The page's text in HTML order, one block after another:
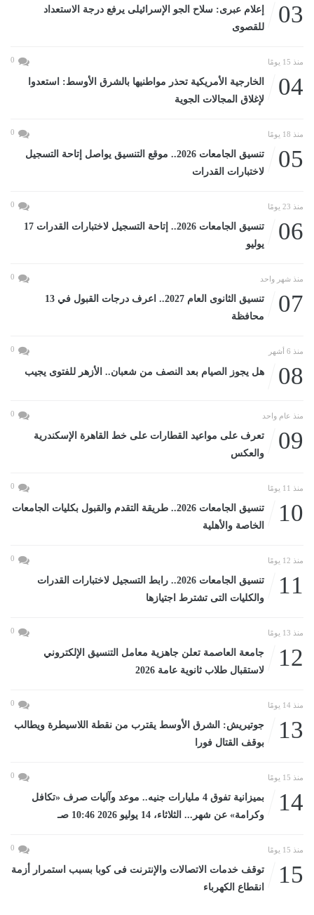
03
إعلام عبرى: سلاح الجو الإسرائيلى يرفع درجة الاستعداد
للقصوى
منذ 15 يومًا 0
04
الخارجية الأمريكية تحذر مواطنيها بالشرق الأوسط: استعدوا
لإغلاق المجالات الجوية
منذ 18 يومًا 0
05
تنسيق الجامعات 2026.. موقع التنسيق يواصل إتاحة التسجيل
لاختبارات القدرات
منذ 23 يومًا 0
06
تنسيق الجامعات 2026.. إتاحة التسجيل لاختبارات القدرات 17
يوليو
منذ شهر واحد 0
07
تنسيق الثانوى العام 2027.. اعرف درجات القبول في 13
محافظة
منذ 6 أشهر 0
08 هل يجوز الصيام بعد النصف من شعبان.. الأزهر للفتوى يجيب
منذ عام واحد 0
09
تعرف على مواعيد القطارات على خط القاهرة الإسكندرية
والعكس
منذ 11 يومًا 0
10
تنسيق الجامعات 2026.. طريقة التقدم والقبول بكليات الجامعات
الخاصة والأهلية
منذ 12 يومًا 0
11
تنسيق الجامعات 2026.. رابط التسجيل لاختبارات القدرات
والكليات التى تشترط اجتيازها
منذ 13 يومًا 0
12
جامعة العاصمة تعلن جاهزية معامل التنسيق الإلكتروني
لاستقبال طلاب ثانوية عامة 2026
منذ 14 يومًا 0
13
جوتيريش: الشرق الأوسط يقترب من نقطة اللاسيطرة ويطالب
بوقف القتال فورا
منذ 15 يومًا 0
14
بميزانية تفوق 4 مليارات جنيه.. موعد وآليات صرف «تكافل
وكرامة» عن شهر... الثلاثاء، 14 يوليو 2026 10:46 صـ
منذ 15 يومًا 0
15
توقف خدمات الاتصالات والإنترنت فى كوبا بسبب استمرار أزمة
انقطاع الكهرباء